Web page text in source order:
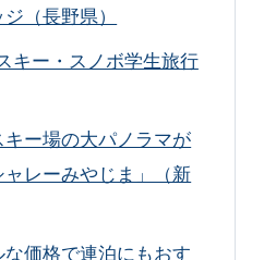
（長野県）
キー・スノボ学生旅行
ー場の大パノラマが
レーみやじま」（新
な価格で連泊にもおす